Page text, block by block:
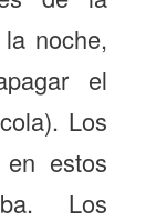
noche,
el
Los
estos
Los